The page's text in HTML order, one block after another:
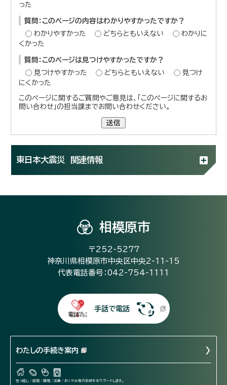
った
質問：このページの内容はわかりやすかったですか？
わかりやすかった
どちらともいえない
わかりに
くかった
質問：このページは見つけやすかったですか？
見つけやすかった
どちらともいえない
見つけ
にくかった
このページに関するご質問やご意見は、「このページに関するお
問い合わせ」の担当課までお問い合わせください。
送信
東日本大震災 関連情報
相模原市
〒252-5277
神奈川県相模原市中央区中央2-11-15
代表電話番号：042-754-1111
手話で電話
わたしの手続き案内
引っ越し / 結婚 / 離婚 / 出産 / おくやみ等の手続きをサポートします。